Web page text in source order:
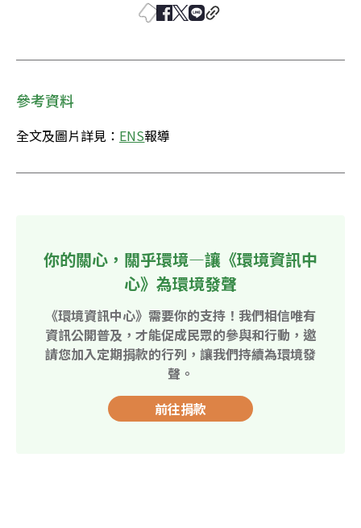
參考資料
全文及圖片詳見： ENS報導
你的關心，關乎環境—讓《環境資訊中
心》為環境發聲
《環境資訊中心》需要你的支持！我們相信唯有
資訊公開普及，才能促成民眾的參與和行動，邀
請您加入定期捐款的行列，讓我們持續為環境發
聲。
前往捐款